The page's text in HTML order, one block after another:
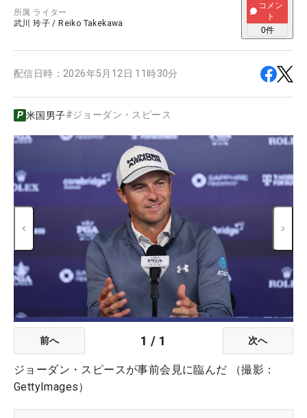
所属 ライター
武川 玲子 / Reiko Takekawa
コメン
ト
0件
配信日時： 2026年5月12日 11時30分
米国男子#ジョーダン・スピース
前へ 1 / 1 次へ
ジョーダン・スピースが事前会見に臨んだ （撮影：
GettyImages）